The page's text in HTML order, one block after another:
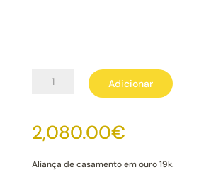
Quantidade
Ouro
19k
Adicionar
2,080.00€
Aliança de casamento em ouro 19k.